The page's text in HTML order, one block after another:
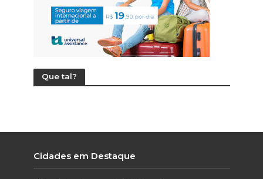
Que tal?
Cidades em Destaque